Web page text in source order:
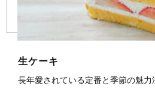
生ケーキ
長年愛されている定番と季節の魅力